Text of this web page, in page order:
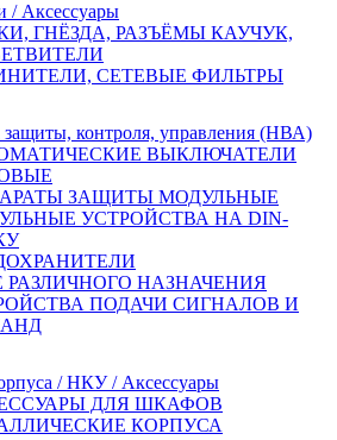
/ Аксессуары
ГНЁЗДА, РАЗЪЁМЫ КАУЧУК,
СЕТЕВЫЕ ФИЛЬТРЫ
защиты, контроля, управления (НВА)
ВЫКЛЮЧАТЕЛИ
ЗАЩИТЫ МОДУЛЬНЫЕ
УСТРОЙСТВА НА DIN-
РАЗЛИЧНОГО НАЗНАЧЕНИЯ
ПОДАЧИ СИГНАЛОВ И
/ НКУ / Аксессуары
ДЛЯ ШКАФОВ
КОРПУСА